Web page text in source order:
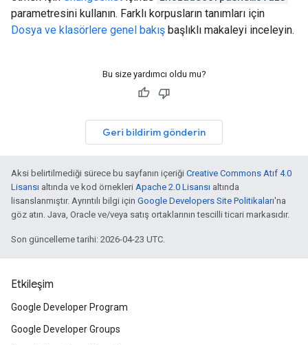
parametresini kullanın. Farklı korpusların tanımları için
Dosya ve klasörlere genel bakış başlıklı makaleyi inceleyin.
Bu size yardımcı oldu mu?
Geri bildirim gönderin
Aksi belirtilmediği sürece bu sayfanın içeriği Creative Commons Atıf 4.0
Lisansı altında ve kod örnekleri Apache 2.0 Lisansı altında
lisanslanmıştır. Ayrıntılı bilgi için Google Developers Site Politikaları'na
göz atın. Java, Oracle ve/veya satış ortaklarının tescilli ticari markasıdır.
Son güncelleme tarihi: 2026-04-23 UTC.
Etkileşim
Google Developer Program
Google Developer Groups